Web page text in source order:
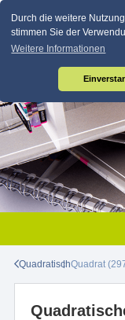
Durch die weitere
stimmen Sie der
Weitere Informationen
QuadratischQuadrat